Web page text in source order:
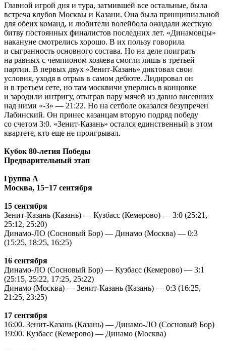
Главной игрой дня и тура, затмившей все остальные, была
встреча клубов Москвы и Казани. Она была принципиальной
для обеих команд, и любители волейбола ожидали жесткую
битву постоянных финалистов последних лет. «Динамовцы»
накануне смотрелись хорошо. В их пользу говорила
и сыгранность основного состава. Но на деле поиграть
на равных с чемпионом хозяева смогли лишь в третьей
партии. В первых двух «Зенит-Казань» диктовал свои
условия, уходя в отрыв в самом дебюте. Лидировал он
и в третьем сете, но там москвичи уперлись в концовке
и зародили интригу, отыграв пару мячей из давно висевших
над ними «-3» — 21:22. Но на сетболе оказался безупречен
Лабинский. Он принес казанцам вторую подряд победу
со счетом 3:0. «Зенит-Казань» остался единственный в этом
квартете, кто еще не проигрывал.
Кубок 80-летия Победы
Предварительный этап
Группа А
Москва, 15−17 сентября
15 сентября
Зенит-Казань (Казань) — Кузбасс (Кемерово) — 3:0 (25:21,
25:12, 25:20)
Динамо-ЛО (Сосновый Бор) — Динамо (Москва) — 0:3
(15:25, 18:25, 16:25)
16 сентября
Динамо-ЛО (Сосновый Бор) — Кузбасс (Кемерово) — 3:1
(25:15, 25:22, 17:25, 25:22)
Динамо (Москва) — Зенит-Казань (Казань) — 0:3 (16:25,
21:25, 23:25)
17 сентября
16:00. Зенит-Казань (Казань) — Динамо-ЛО (Сосновый Бор)
19:00. Кузбасс (Кемерово) — Динамо (Москва)